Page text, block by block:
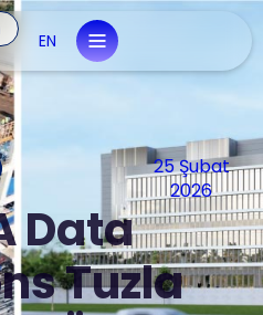
EN
25 Şubat
2026
Data
Tuzla